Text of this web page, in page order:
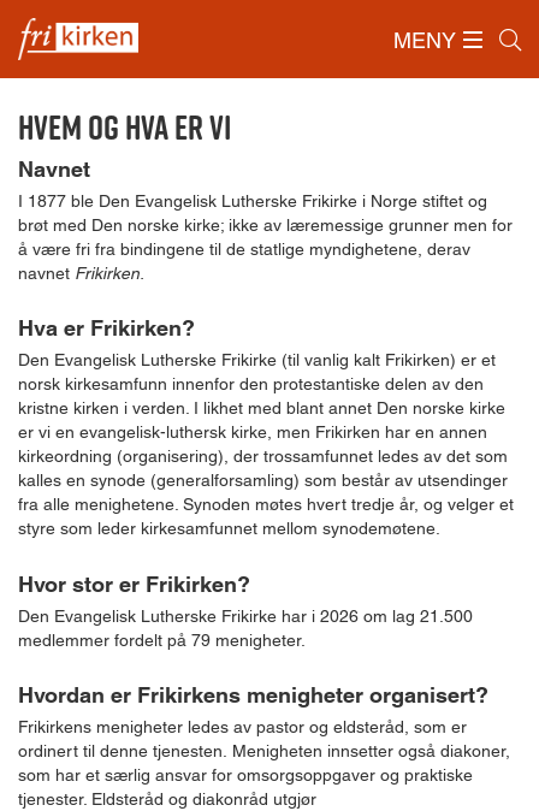
MENY
Forside/Om Frikirken
Hvem og hva er vi
Navnet
I 1877 ble Den Evangelisk Lutherske Frikirke i Norge stiftet og
brøt med Den norske kirke; ikke av læremessige grunner men for
å være fri fra bindingene til de statlige myndighetene, derav
navnet Frikirken.
Hva er Frikirken?
Den Evangelisk Lutherske Frikirke (til vanlig kalt Frikirken) er et
norsk kirkesamfunn innenfor den protestantiske delen av den
kristne kirken i verden. I likhet med blant annet Den norske kirke
er vi en evangelisk-luthersk kirke, men Frikirken har en annen
kirkeordning (organisering), der trossamfunnet ledes av det som
kalles en synode (generalforsamling) som består av utsendinger
fra alle menighetene. Synoden møtes hvert tredje år, og velger et
styre som leder kirkesamfunnet mellom synodemøtene.
Hvor stor er Frikirken?
Den Evangelisk Lutherske Frikirke har i 2026 om lag 21.500
medlemmer fordelt på 79 menigheter.
Hvordan er Frikirkens menigheter organisert?
Frikirkens menigheter ledes av pastor og eldsteråd, som er
ordinert til denne tjenesten. Menigheten innsetter også diakoner,
som har et særlig ansvar for omsorgsoppgaver og praktiske
tjenester. Eldsteråd og diakonråd utgjør